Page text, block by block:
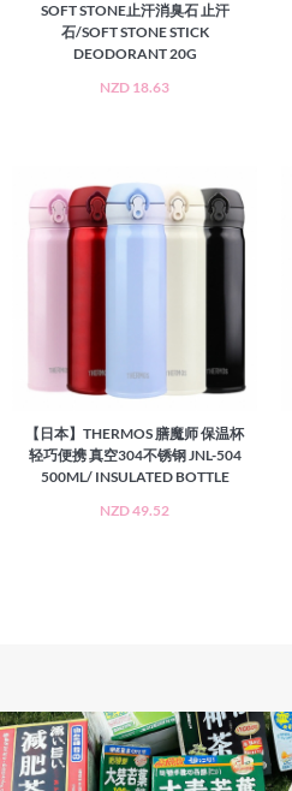
SOFT STONE止汗消臭石 止汗
石/SOFT STONE STICK
DEODORANT 20G
NZD 18.63
【日本】THERMOS 膳魔师 保温杯
轻巧便携 真空304不锈钢 JNL-504
500ML/ INSULATED BOTTLE
NZD 49.52